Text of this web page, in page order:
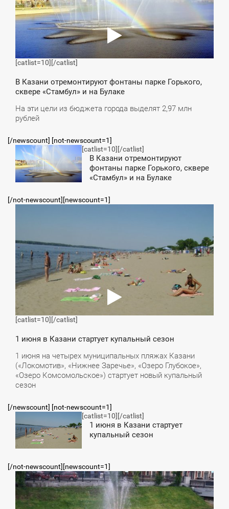
[catlist=10] [/catlist]
В Казани отремонтируют фонтаны парке Горького,
сквере «Стамбул» и на Булаке
На эти цели из бюджета города выделят 2,97 млн
рублей
[/newscount] [not-newscount=1]
[catlist=10] [/catlist]
В Казани отремонтируют
фонтаны парке Горького, сквере
«Стамбул» и на Булаке
[/not-newscount][newscount=1]
[catlist=10] [/catlist]
1 июня в Казани стартует купальный сезон
1 июня на четырех муниципальных пляжах Казани
(«Локомотив», «Нижнее Заречье», «Озеро Глубокое»,
«Озеро Комсомольское») стартует новый купальный
сезон
[/newscount] [not-newscount=1]
[catlist=10] [/catlist]
1 июня в Казани стартует
купальный сезон
[/not-newscount][newscount=1]